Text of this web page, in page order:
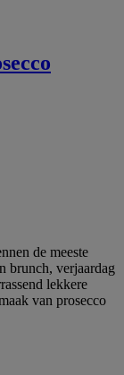
de meeste
brunch, verjaardag
lekkere
van prosecco